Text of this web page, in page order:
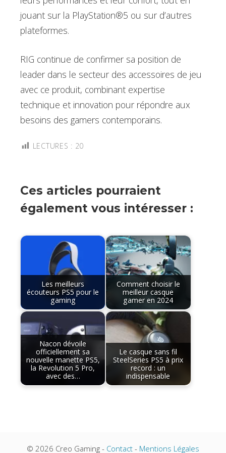
jouant sur la PlayStation®5 ou sur d’autres
plateformes.
RIG continue de confirmer sa position de
leader dans le secteur des accessoires de jeu
avec ce produit, combinant expertise
technique et innovation pour répondre aux
besoins des gamers contemporains.
LECTURES : 20
Ces articles pourraient
également vous intéresser :
Les meilleurs
écouteurs PS5 pour le
gaming
Comment choisir le
meilleur casque
gamer en 2024
Nacon dévoile
officiellement sa
nouvelle manette PS5,
la Revolution 5 Pro,
avec des…
Le casque sans fil
SteelSeries PS5 à prix
record : un
indispensable
© 2026 Creo Gaming - Contact - Mentions Légales